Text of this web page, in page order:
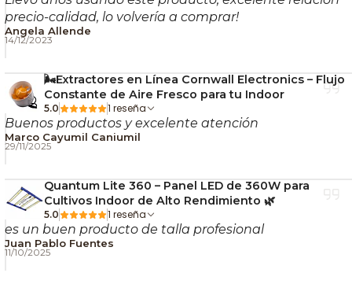
precio-calidad, lo volvería a comprar!
Angela Allende
14/12/2023
🌬️Extractores en Línea Cornwall Electronics – Flujo
Constante de Aire Fresco para tu Indoor
5.0 1 reseña
Buenos productos y excelente atención
Marco Cayumil Caniumil
29/11/2025
Quantum Lite 360 – Panel LED de 360W para
Cultivos Indoor de Alto Rendimiento 🌿
5.0 1 reseña
es un buen producto de talla profesional
Juan Pablo Fuentes
11/10/2025